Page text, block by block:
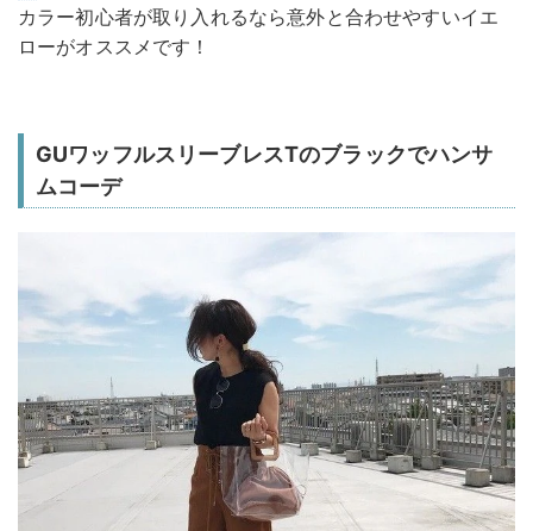
カラー初心者が取り入れるなら意外と合わせやすいイエ
ローがオススメです！
GUワッフルスリーブレスTのブラックでハンサ
ムコーデ